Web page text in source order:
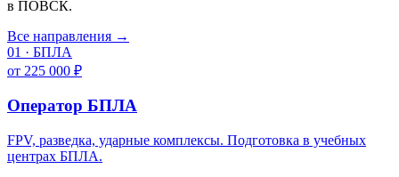
в ПОВСК.
Все направления →
01 · БПЛА
от 225 000 ₽
Оператор БПЛА
FPV, разведка, ударные комплексы. Подготовка в учебных
центрах БПЛА.